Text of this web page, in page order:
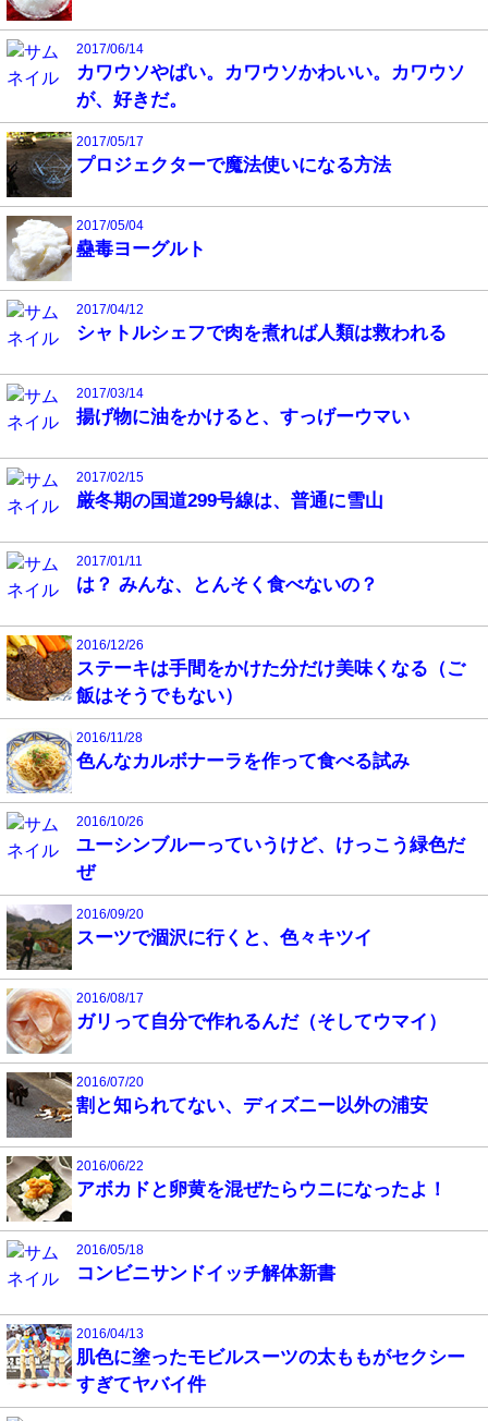
2017/06/14
カワウソやばい。カワウソかわいい。カワウソ
が、好きだ。
2017/05/17
プロジェクターで魔法使いになる方法
2017/05/04
蠱毒ヨーグルト
2017/04/12
シャトルシェフで肉を煮れば人類は救われる
2017/03/14
揚げ物に油をかけると、すっげーウマい
2017/02/15
厳冬期の国道299号線は、普通に雪山
2017/01/11
は？ みんな、とんそく食べないの？
2016/12/26
ステーキは手間をかけた分だけ美味くなる（ご
飯はそうでもない）
2016/11/28
色んなカルボナーラを作って食べる試み
2016/10/26
ユーシンブルーっていうけど、けっこう緑色だ
ぜ
2016/09/20
スーツで涸沢に行くと、色々キツイ
2016/08/17
ガリって自分で作れるんだ（そしてウマイ）
2016/07/20
割と知られてない、ディズニー以外の浦安
2016/06/22
アボカドと卵黄を混ぜたらウニになったよ！
2016/05/18
コンビニサンドイッチ解体新書
2016/04/13
肌色に塗ったモビルスーツの太ももがセクシー
すぎてヤバイ件